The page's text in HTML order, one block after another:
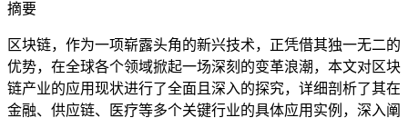
摘要
区块链，作为一项崭露头角的新兴技术，正凭借其独一无二的
优势，在全球各个领域掀起一场深刻的变革浪潮，本文对区块
链产业的应用现状进行了全面且深入的探究，详细剖析了其在
金融、供应链、医疗等多个关键行业的具体应用实例，深入阐